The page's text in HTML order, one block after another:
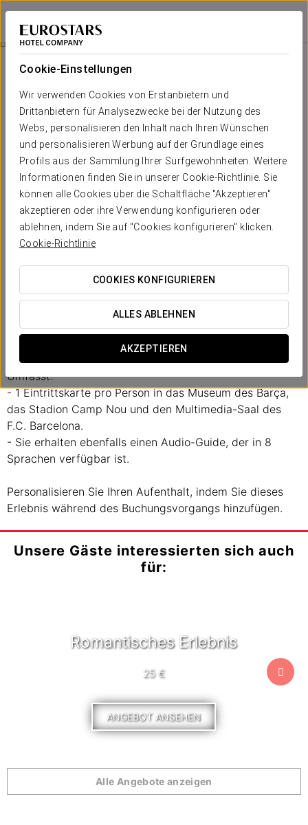
Cookie-Einstellungen
Wir verwenden Cookies von Erstanbietern und
Drittanbietern für Analysezwecke bei der Nutzung des
Webs, personalisieren den Inhalt nach Ihren Wünschen
und personalisieren Werbung auf der Grundlage eines
Profils aus der Sammlung Ihrer Surfgewohnheiten. Weitere
Informationen finden Sie in unserer Cookie-Richtlinie. Sie
können alle Cookies über die Schaltfläche "Akzeptieren"
akzeptieren oder ihre Verwendung konfigurieren oder
ablehnen, indem Sie auf "Cookies konfigurieren" klicken.
Cookie-Richtlinie
COOKIES KONFIGURIEREN
ALLES ABLEHNEN
AKZEPTIEREN
Ikonik Lex
BARCELONA - HOSPITALET DE LLOBREGAT
Barça-Packung
38 €
Barça-Packung
bei Ihrem Besuch der Stadt auf keinen Fall das Museum
Museo del Barça und das Stadion Camp Nou entgehen,
das europaweit größte Fußballstadion. Übernachten Sie
bei uns und erhalten Sie 1 Eintrittskarte zum
Umfasst:
- 1 Eintrittskarte pro Person in das Museum des Barça,
das Stadion Camp Nou und den Multimedia-Saal des
F.C. Barcelona.
- Sie erhalten ebenfalls einen Audio-Guide, der in 8
Sprachen verfügbar ist.
Personalisieren Sie Ihren Aufenthalt, indem Sie dieses
Erlebnis während des Buchungsvorgangs hinzufügen.
Unsere Gäste interessierten sich auch
für:
Romantisches Erlebnis
25 €
ANGEBOT ANSEHEN
Alle Angebote anzeigen